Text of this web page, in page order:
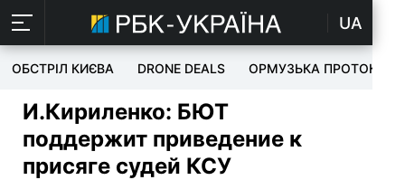
UA
ОБСТРІЛ КИЄВА DRONE DEALS ОРМУЗЬКА ПРОТОКА
И.Кириленко: БЮТ
поддержит приведение к
присяге судей КСУ